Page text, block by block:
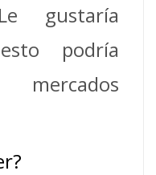
gustaría
podría